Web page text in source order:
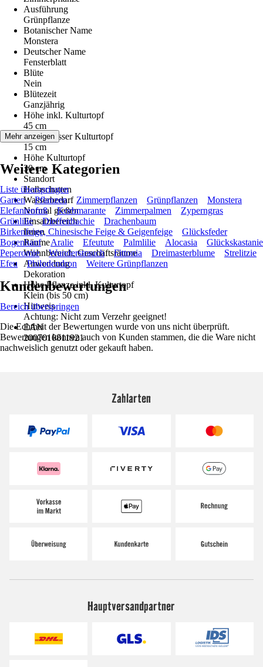
Ausführung
Grünpflanze
Botanischer Name
Monstera
Deutscher Name
Fensterblatt
Blüte
Nein
Blütezeit
Ganzjährig
Höhe inkl. Kulturtopf
45 cm
Durchmesser Kulturtopf
15 cm
Höhe Kulturtopf
30 cm
Standort
Halbschatten
Wasserbedarf
Normal gießen
Einsatzbereich
Innen
Räume
Wohnbereich, Geschäftsräume
Anwendung
Dekoration
Höhe Pflanze inkl. Kulturtopf
Klein (bis 50 cm)
Hinweis
Achtung: Nicht zum Verzehr geeignet!
EAN
2007010811921
Mehr anzeigen
Weitere Kategorien
Liste überspringen
Garten
Pflanzen Zimmerpflanzen Grünpflanzen
Monstera
Elefantenfuß
Korbmarante Zimmerpalmen
Zyperngras
Grünlilie
Dieffenbachie
Drachenbaum
Birkenfeige, Chinesische Feige & Geigenfeige
Glücksfeder
Bogenhanf
Aralie Efeutute Palmlilie Alocasia
Glückskastanie
Peperomie
Wunderstrauch Fittonia Dreimasterblume
Strelitzie
Efeu
Philodendron Weitere Grünpflanzen
Kundenbewertungen
Bereich überspringen
Die Echtheit der Bewertungen wurde von uns nicht überprüft.
Bewertungen können auch von Kunden stammen, die die Ware nicht
nachweislich genutzt oder gekauft haben.
Zahlarten
Hauptversandpartner